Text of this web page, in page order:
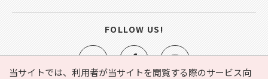
当サイトでは、利用者が当サイトを閲覧する際のサービス向
FOLLOW US!